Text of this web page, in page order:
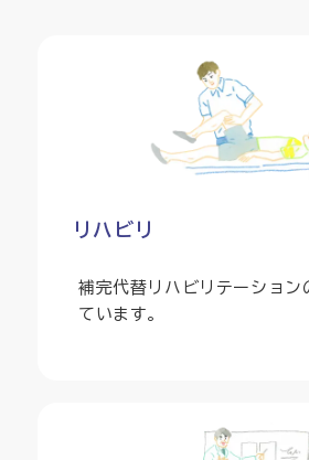
リハビリ
補完代替リハビリテーション
ています。